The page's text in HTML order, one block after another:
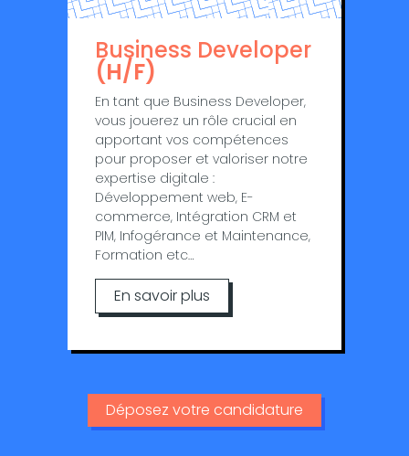
Business Developer
(H/F)
En tant que Business Developer,
vous jouerez un rôle crucial en
apportant vos compétences
pour proposer et valoriser notre
expertise digitale :
Développement web, E-
commerce, Intégration CRM et
PIM, Infogérance et Maintenance,
Formation etc…
En savoir plus
Déposez votre candidature